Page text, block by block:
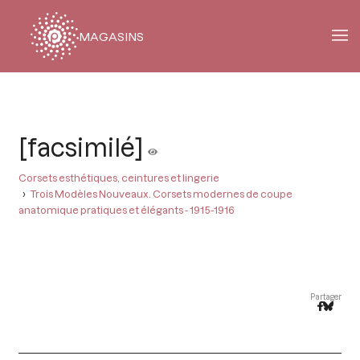
MAGASINS
[facsimilé]
Corsets esthétiques, ceintures et lingerie
Trois Modèles Nouveaux. Corsets modernes de coupe
anatomique pratiques et élégants - 1915-1916
Partager